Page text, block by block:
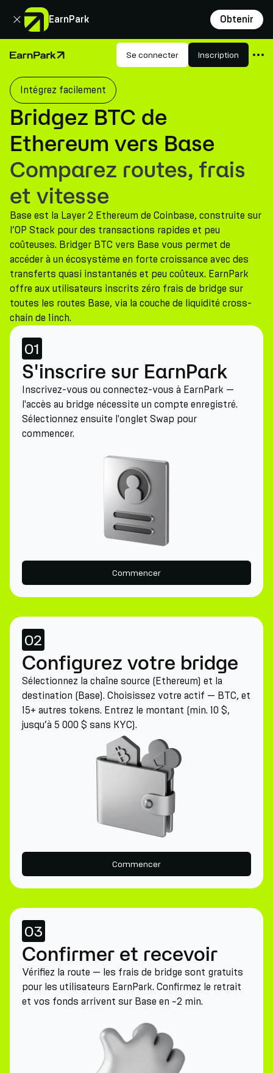
EarnPark Obtenir
Fermer
Page d'accueil Se connecter Inscription
Produits
Marchés
Calculatrices
PARK Token
Ressources
Entreprise
Intégrez facilement
Bridgez BTC de
Ethereum vers Base
Comparez routes, frais
et vitesse
Base est la Layer 2 Ethereum de Coinbase, construite sur
l’OP Stack pour des transactions rapides et peu
coûteuses. Bridger BTC vers Base vous permet de
accéder à un écosystème en forte croissance avec des
transferts quasi instantanés et peu coûteux. EarnPark
offre aux utilisateurs inscrits zéro frais de bridge sur
toutes les routes Base, via la couche de liquidité cross-
chain de 1inch.
01
S'inscrire sur EarnPark
Inscrivez-vous ou connectez-vous à EarnPark —
l'accès au bridge nécessite un compte enregistré.
Sélectionnez ensuite l'onglet Swap pour
commencer.
Commencer
02
Configurez votre bridge
Sélectionnez la chaîne source (Ethereum) et la
destination (Base). Choisissez votre actif — BTC, et
15+ autres tokens. Entrez le montant (min. 10 $,
jusqu’à 5 000 $ sans KYC).
Commencer
03
Confirmer et recevoir
Vérifiez la route — les frais de bridge sont gratuits
pour les utilisateurs EarnPark. Confirmez le retrait
et vos fonds arrivent sur Base en ~2 min.